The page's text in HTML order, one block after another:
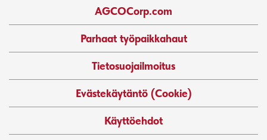
AGCOCorp.com
Parhaat työpaikkahaut
Tietosuojailmoitus
Evästekäytäntö (Cookie)
Käyttöehdot